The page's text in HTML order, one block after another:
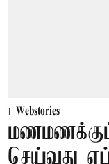
Webstories
மணமணக்கும்
செய்வது